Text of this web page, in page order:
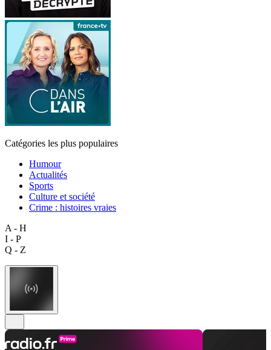
Catégories les plus populaires
Humour
Actualités
Sports
Culture et société
Crime : histoires vraies
A - H
I - P
Q - Z